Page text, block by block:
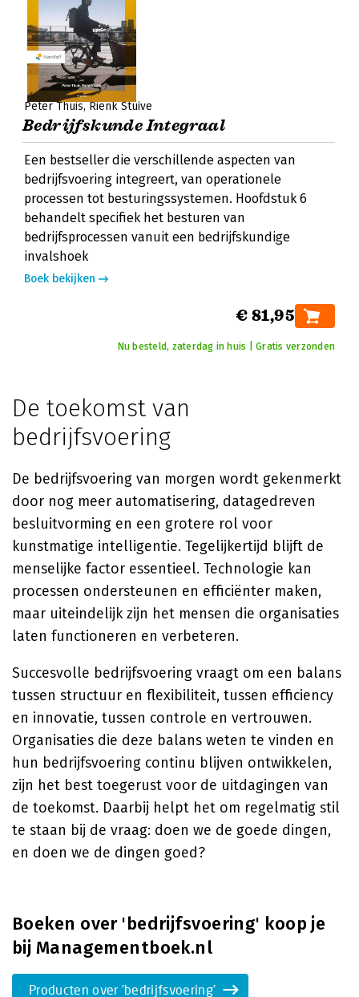
Peter Thuis Rienk Stuive
Bedrijfskunde Integraal
Een bestseller die verschillende aspecten van
bedrijfsvoering integreert, van operationele
processen tot besturingssystemen. Hoofdstuk 6
behandelt specifiek het besturen van
bedrijfsprocessen vanuit een bedrijfskundige
invalshoek
Boek bekijken
€ 81,95
Nu besteld, zaterdag in huis | Gratis verzonden
De toekomst van
bedrijfsvoering
De bedrijfsvoering van morgen wordt gekenmerkt
door nog meer automatisering, datagedreven
besluitvorming en een grotere rol voor
kunstmatige intelligentie. Tegelijkertijd blijft de
menselijke factor essentieel. Technologie kan
processen ondersteunen en efficiënter maken,
maar uiteindelijk zijn het mensen die organisaties
laten functioneren en verbeteren.
Succesvolle bedrijfsvoering vraagt om een balans
tussen structuur en flexibiliteit, tussen efficiency
en innovatie, tussen controle en vertrouwen.
Organisaties die deze balans weten te vinden en
hun bedrijfsvoering continu blijven ontwikkelen,
zijn het best toegerust voor de uitdagingen van
de toekomst. Daarbij helpt het om regelmatig stil
te staan bij de vraag: doen we de goede dingen,
en doen we de dingen goed?
Boeken over 'bedrijfsvoering' koop je
bij Managementboek.nl
Producten over 'bedrijfsvoering'